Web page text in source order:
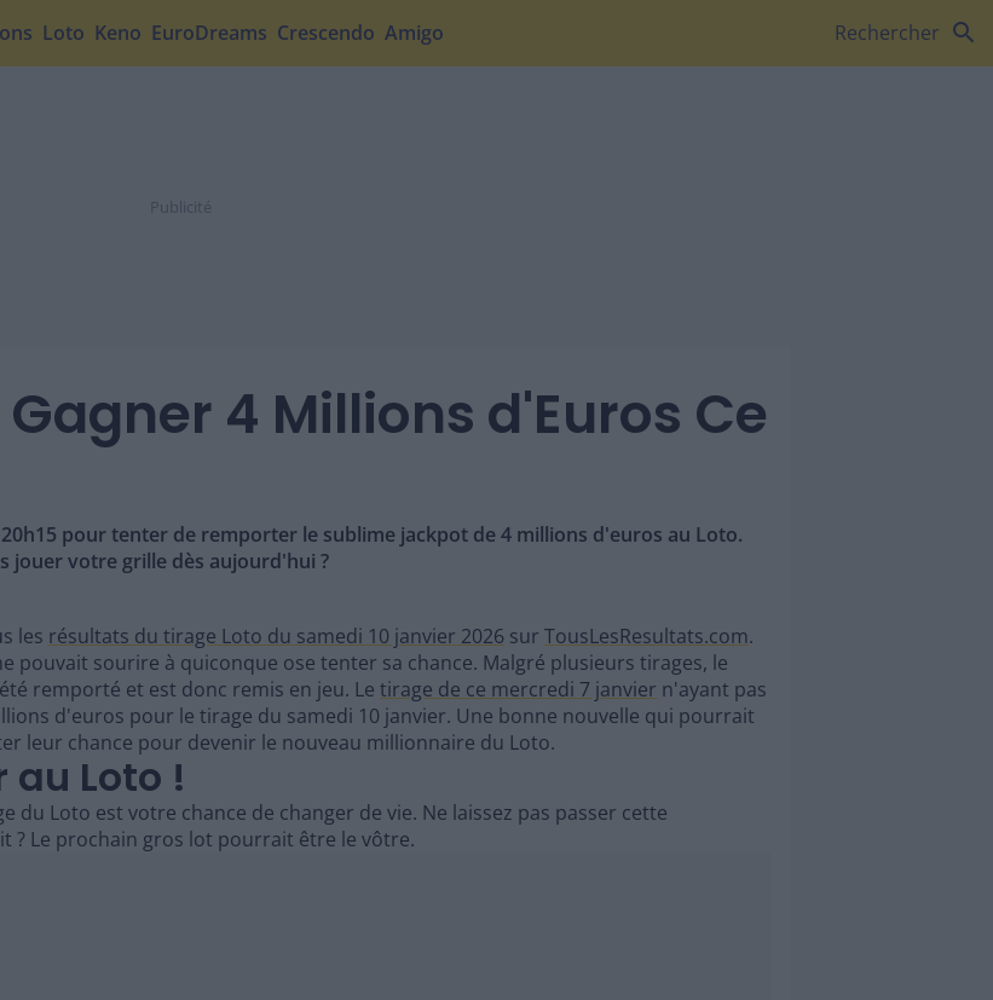
Loto Keno EuroDreams Crescendo Amigo Rechercher search
4 Millions d'Euros Ce
pour tenter de remporter le sublime jackpot de 4 millions d'euros au Loto.
jouer votre grille dès aujourd'hui ?
les résultats du tirage Loto du samedi 10 janvier 2026 sur TousLesResultats.com.
pouvait sourire à quiconque ose tenter sa chance. Malgré plusieurs tirages, le
remporté et est donc remis en jeu. Le tirage de ce mercredi 7 janvier n'ayant pas
d'euros pour le tirage du samedi 10 janvier. Une bonne nouvelle qui pourrait
leur chance pour devenir le nouveau millionnaire du Loto.
au Loto !
du Loto est votre chance de changer de vie. Ne laissez pas passer cette
? Le prochain gros lot pourrait être le vôtre.